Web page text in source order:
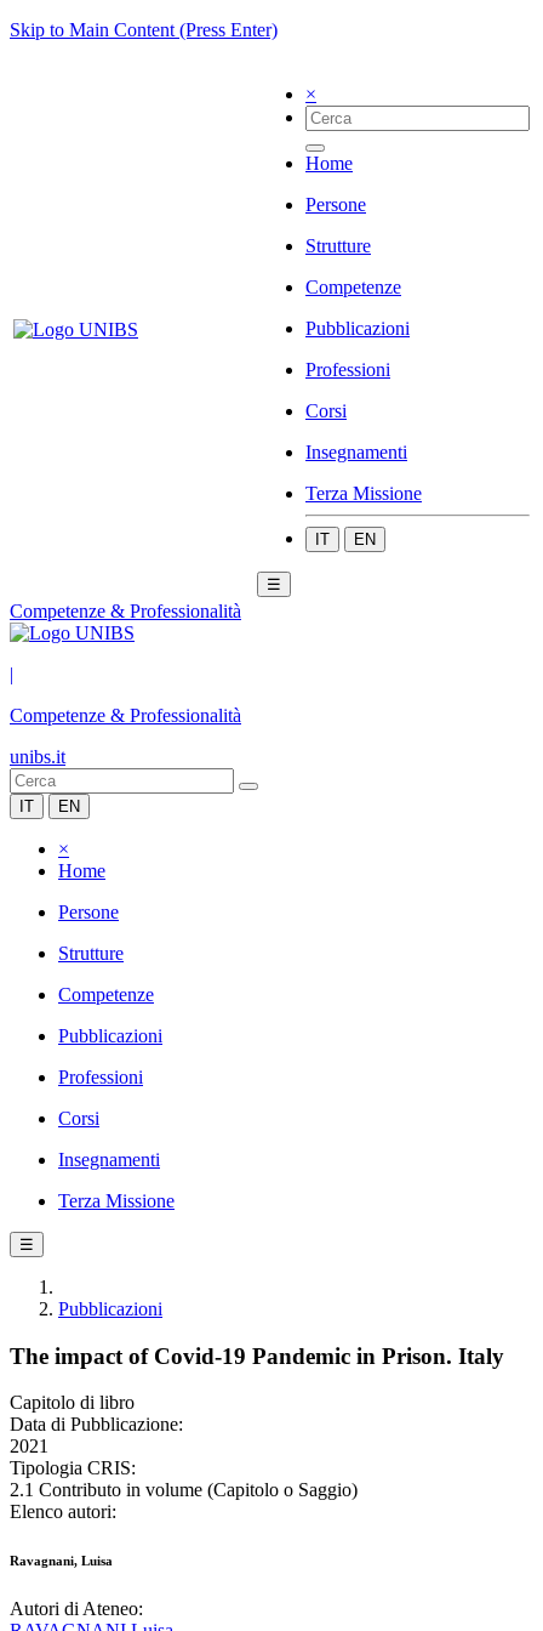
Skip to Main Content (Press Enter)
×
Home
Persone
Strutture
Competenze
Pubblicazioni
Professioni
Corsi
Insegnamenti
Terza Missione
IT EN
☰
Competenze & Professionalità
|
Competenze & Professionalità
unibs.it
IT EN
×
Home
Persone
Strutture
Competenze
Pubblicazioni
Professioni
Corsi
Insegnamenti
Terza Missione
☰
Pubblicazioni
The impact of Covid-19 Pandemic in Prison. Italy
Capitolo di libro
Data di Pubblicazione:
2021
Tipologia CRIS:
2.1 Contributo in volume (Capitolo o Saggio)
Elenco autori:
Ravagnani, Luisa
Autori di Ateneo: